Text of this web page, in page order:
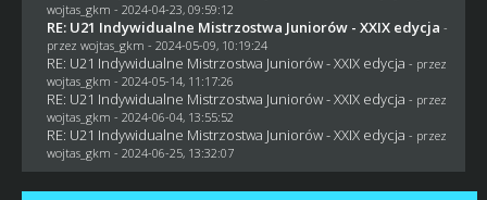
wojtas_gkm - 2024-04-23, 09:59:12
RE: U21 Indywidualne Mistrzostwa Juniorów - XXIX edycja -
przez wojtas_gkm - 2024-05-09, 10:19:24
RE: U21 Indywidualne Mistrzostwa Juniorów - XXIX edycja - przez
wojtas_gkm - 2024-05-14, 11:17:26
RE: U21 Indywidualne Mistrzostwa Juniorów - XXIX edycja - przez
wojtas_gkm - 2024-06-04, 13:55:52
RE: U21 Indywidualne Mistrzostwa Juniorów - XXIX edycja - przez
wojtas_gkm - 2024-06-25, 13:32:07